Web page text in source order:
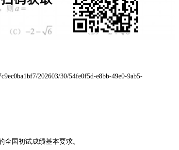
202603/30/54fe0f5d-e8bb-49e0-9ab5-
国初试成绩基本要求。